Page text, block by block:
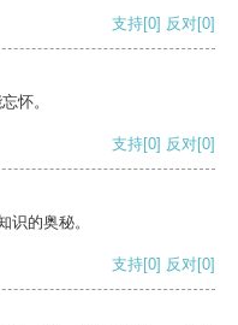
支持[0] 反对[0]
怀。
支持[0] 反对[0]
识的奥秘。
支持[0] 反对[0]